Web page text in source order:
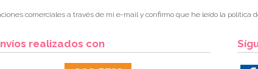
comerciales a través de mi e-mail y confirmo que he leído la política
realizados con